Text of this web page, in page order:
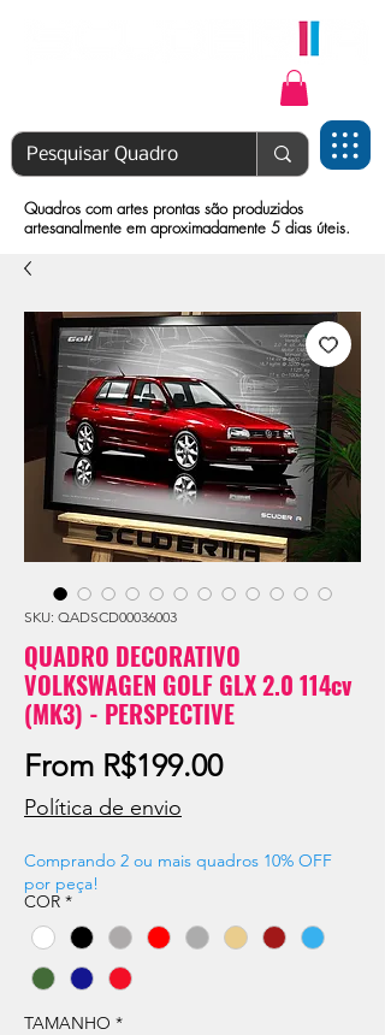
Quadros com artes prontas são produzidos
artesanalmente em aproximadamente 5 dias úteis.
SKU: QADSCD00036003
QUADRO DECORATIVO
VOLKSWAGEN GOLF GLX 2.0 114cv
(MK3) - PERSPECTIVE
From R$199.00Sale
Política de envio
Comprando 2 ou mais quadros 10% OFF
por peça!
COR *
TAMANHO *